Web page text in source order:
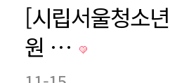
[시립서울청소
원 …